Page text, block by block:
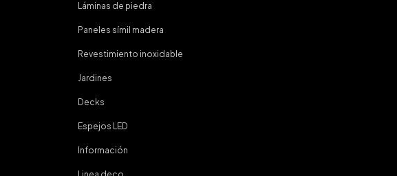
Láminas de piedra
Paneles símil madera
Revestimiento inoxidable
Jardines
Decks
Espejos LED
Información